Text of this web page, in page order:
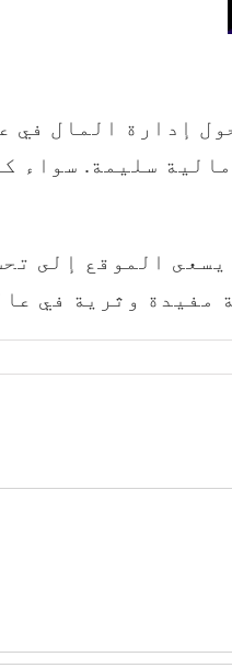
إدارة المال
سليمة. سواء
الموقع إلى
وثرية في